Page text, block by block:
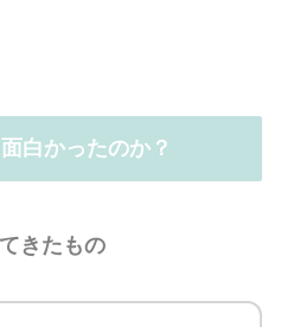
白かったのか？
きたもの